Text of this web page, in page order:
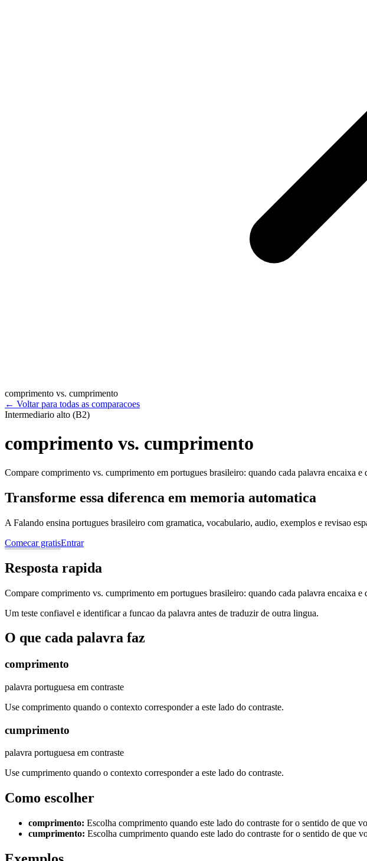
comprimento vs. cumprimento
← Voltar para todas as comparacoes
Intermediario alto (B2)
comprimento vs. cumprimento
Compare comprimento vs. cumprimento em portugues brasileiro: quando cada palavra encaixa e
Transforme essa diferenca em memoria automatica
A Falando ensina portugues brasileiro com gramatica, vocabulario, audio, exemplos e revisao
Comecar gratisEntrar
Resposta rapida
Compare comprimento vs. cumprimento em portugues brasileiro: quando cada palavra encaixa e
Um teste confiavel e identificar a funcao da palavra antes de traduzir de outra lingua.
O que cada palavra faz
comprimento
palavra portuguesa em contraste
Use comprimento quando o contexto corresponder a este lado do contraste.
cumprimento
palavra portuguesa em contraste
Use cumprimento quando o contexto corresponder a este lado do contraste.
Como escolher
comprimento: Escolha comprimento quando este lado do contraste for o sentido de que
cumprimento: Escolha cumprimento quando este lado do contraste for o sentido de que